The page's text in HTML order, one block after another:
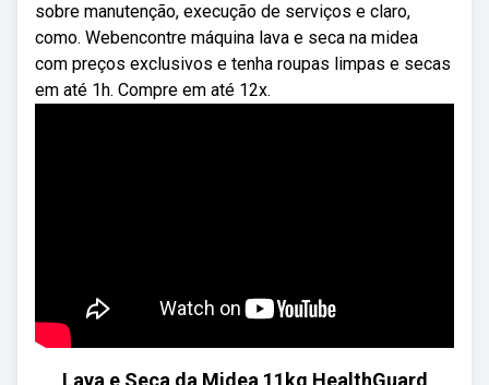
sobre manutenção, execução de serviços e claro,
como. Webencontre máquina lava e seca na midea
com preços exclusivos e tenha roupas limpas e secas
em até 1h. Compre em até 12x.
Lava e Seca da Midea 11kg HealthGuard